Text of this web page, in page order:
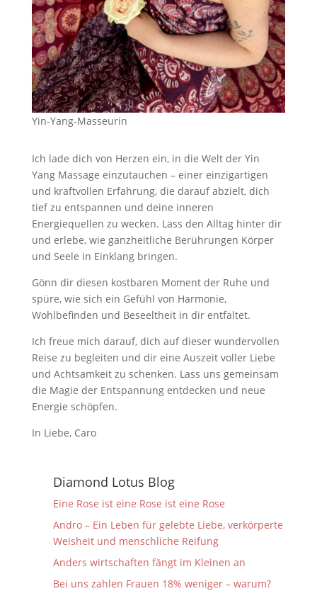
Yin-Yang-Masseurin
Ich lade dich von Herzen ein, in die Welt der Yin
Yang Massage einzutauchen – einer einzigartigen
und kraftvollen Erfahrung, die darauf abzielt, dich
tief zu entspannen und deine inneren
Energiequellen zu wecken. Lass den Alltag hinter dir
und erlebe, wie ganzheitliche Berührungen Körper
und Seele in Einklang bringen.
Gönn dir diesen kostbaren Moment der Ruhe und
spüre, wie sich ein Gefühl von Harmonie,
Wohlbefinden und Beseeltheit in dir entfaltet.
Ich freue mich darauf, dich auf dieser wundervollen
Reise zu begleiten und dir eine Auszeit voller Liebe
und Achtsamkeit zu schenken. Lass uns gemeinsam
die Magie der Entspannung entdecken und neue
Energie schöpfen.
In Liebe, Caro
Diamond Lotus Blog
Eine Rose ist eine Rose ist eine Rose
Andro – Ein Leben für gelebte Liebe, verkörperte
Weisheit und menschliche Reifung
Anders wirtschaften fängt im Kleinen an
Bei uns zahlen Frauen 18% weniger – warum?